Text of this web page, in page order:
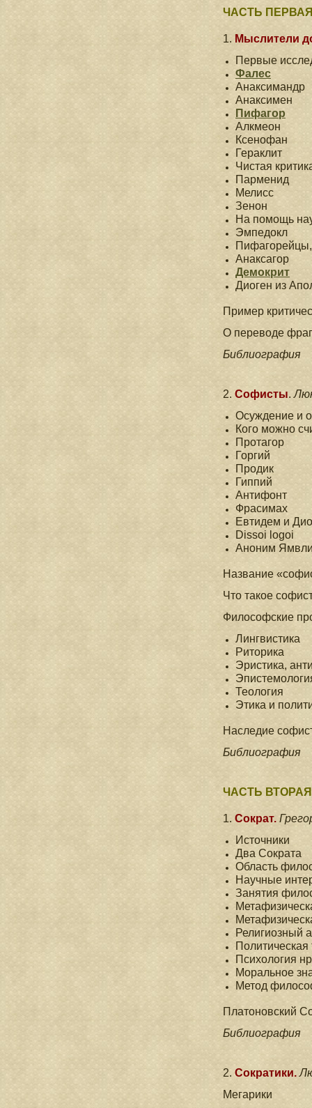
ЧАСТЬ
1. Мыслители
Первые
Фалес
Анаксимандр
Анаксимен
Пифагор
Алкмеон
Ксенофан
Гераклит
Чистая
Парменид
Мелисс
Зенон
На помощь
Эмпедокл
Анаксагор
Демокрит
Диоген из
Пример
О переводе
Библиография
2. Софисты.
Осуждение и
Кого можно
Протагор
Горгий
Продик
Гиппий
Антифонт
Фрасимах
Евтидем и
Dissoi logoi
Аноним
Название
Что такое
Философские
Лингвистика
Риторика
Эристика,
Теология
Этика и
Наследие
Библиография
ЧАСТЬ
1. Сократ.
Источники
Два Сократа
Область
Научные
Занятия
Религиозный
Политическая
Психология
Моральное
Метод
Платоновский
Библиография
2. Сократики.
Мегарики